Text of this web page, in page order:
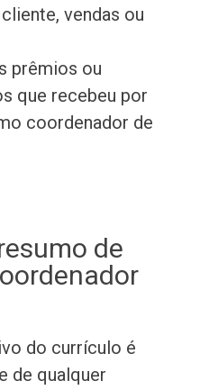
vendas ou
prêmios ou
que recebeu por
coordenador de
de
do currículo é
de qualquer